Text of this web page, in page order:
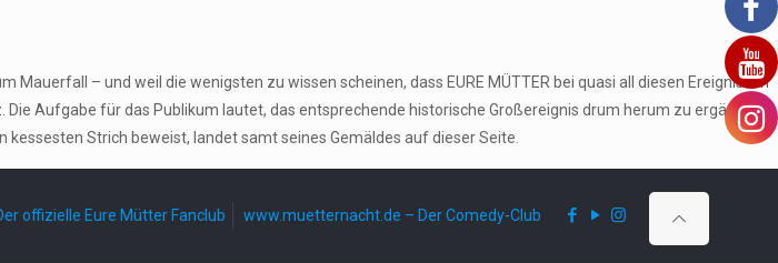
– und weil die wenigsten zu wissen scheinen, dass EURE MÜTTER bei quasi all diesen Ereignissen
Aufgabe für das Publikum lautet, das entsprechende historische Großereignis drum herum zu ergänzen
Strich beweist, landet samt seines Gemäldes auf dieser Seite.
offizielle Eure Mütter Fanclub www.muetternacht.de – Der Comedy-Club